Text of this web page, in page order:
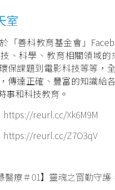
室
「善科教育基金會」
、科學、教育相關領域
保課題到電影科技等等，
傳達正確、豐富的知識給
事和科技教育。
https://reurl.cc/Xk6M9M
https://reurl.cc/Z7O3qV
醫療＃01】靈魂之窗勤守